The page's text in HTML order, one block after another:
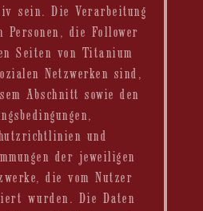
sein. Die Verarbeitung
Personen, die Follower
Seiten von Titanium
Netzwerken sind,
Abschnitt sowie den
und
der jeweiligen
die vom Nutzer
wurden. Die Daten